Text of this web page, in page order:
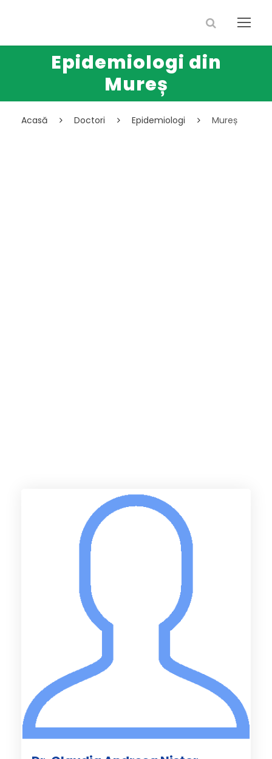
Epidemiologi din
Mureș
Acasă Doctori Epidemiologi Mureș